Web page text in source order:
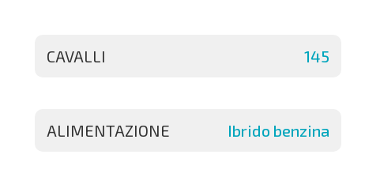
CAVALLI 145
ALIMENTAZIONE Ibrido benzina